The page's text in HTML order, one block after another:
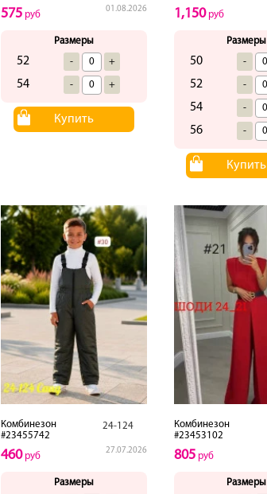
01.08.2026
575руб
Размеры
52 - +
54 - +
Купить
1,150руб
Размеры
50 -
52 -
54 -
56 -
Купить
Комбинезон
#23455742
24-124
27.07.2026
460руб
Размеры
Комбинезон
#23453102
805руб
Размеры